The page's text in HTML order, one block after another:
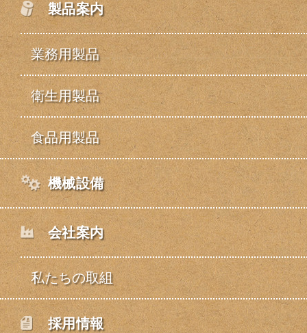
製品案内
業務用製品
衛生用製品
食品用製品
機械設備
会社案内
私たちの取組
採用情報